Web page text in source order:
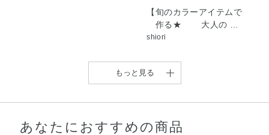
【旬のカラーアイテムで
作る★ 大人の …
shiori
もっと見る
あなたにおすすめの商品